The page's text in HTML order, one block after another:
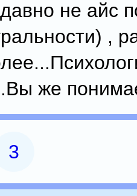
не айс
,
же
3